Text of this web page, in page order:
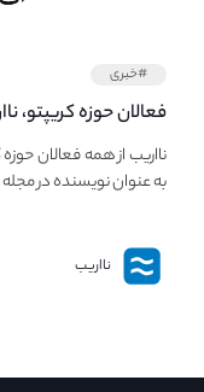
#خبری
فعالان حوزه کریپتو،
فعالیت در مجله کریپتو
نااریب از همه فعالان
به عنوان نویسنده در
نااریب